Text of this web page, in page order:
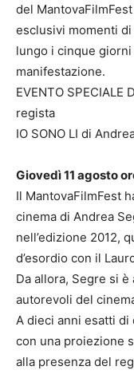
del
esclusivi momenti
lungo i cinque
manifestazione.
EVENTO SPECIALE
regista
IO SONO LI di
Giovedì 11 agosto
Il MantovaFilmFest
cinema di Andrea
nell’edizione 2012,
d’esordio con il
Da allora, Segre si
autorevoli del
A dieci anni esatti
con una proiezione
alla presenza del